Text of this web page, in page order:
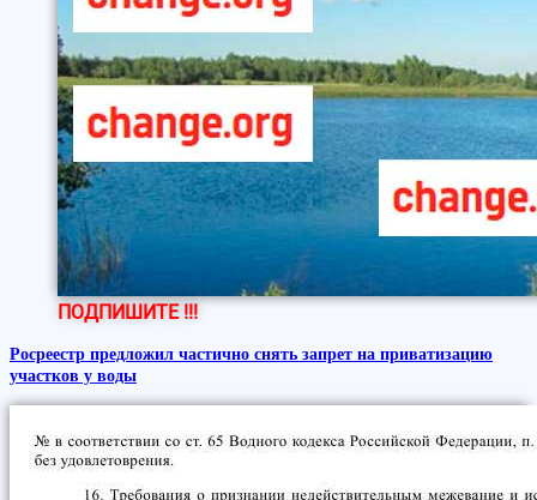
ПОДПИШИТЕ !!!
Росреестр предложил частично снять запрет на приватизацию
участков у воды